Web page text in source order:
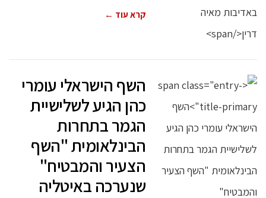
קרא עוד ←
השף הישראלי עומרי
כהן הגיע לשלישיית
הגמר בתחרות
הבינלאומית "השף
הצעיר והמבטיח"
שנערכה באיטליה